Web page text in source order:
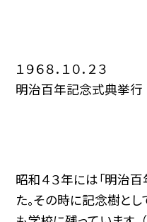
１９６８．１０．２３
明治百年記念式典挙行
昭和４３年には「明治
た。その時に記念樹と